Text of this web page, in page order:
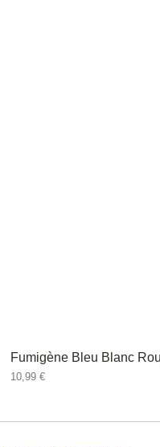
Fumigène Bleu Blanc
Prix
10,99 €